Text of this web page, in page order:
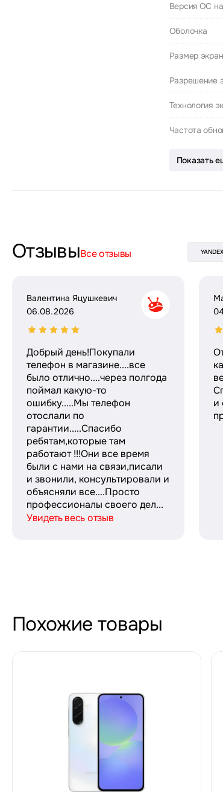
Версия ОС
Оболочка
Размер
Разрешение
Технология
Частота
Показать
ОтзывыВсе отзывы YANDEX
Валентина Яцушкевич
06.08.2026
Добрый день!Покупали
телефон в магазине....все
было отлично....через полгода
поймал какую-то
ошибку.....Мы телефон
отослали по
гарантии.....Спасибо
ребятам,которые там
работают !!!Они все время
были с нами на связи,писали
и звонили, консультировали и
объясняли все....Просто
профессионалы своего дел...
Увидеть весь отзыв
и
Похожие товары